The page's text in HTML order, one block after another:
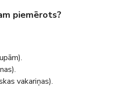
piemērots?
vakariņas).